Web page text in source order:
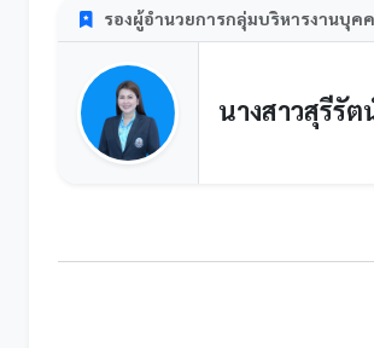
รองผู้อำนวยการกลุ่มบริหารงานบุค